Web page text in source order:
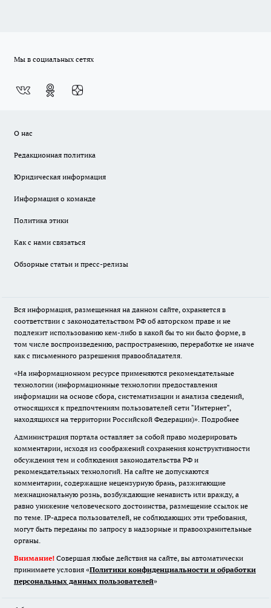
Мы в социальных сетях
О нас
Редакционная политика
Юридическая информация
Информация о команде
Политика этики
Как с нами связаться
Обзорные статьи и пресс-релизы
Вся информация, размещенная на данном сайте, охраняется в
соответствии с законодательством РФ об авторском праве и не
подлежит использованию кем-либо в какой бы то ни было форме, в
том числе воспроизведению, распространению, переработке не иначе
как с письменного разрешения правообладателя.
«На информационном ресурсе применяются рекомендательные
технологии (информационные технологии предоставления
информации на основе сбора, систематизации и анализа сведений,
относящихся к предпочтениям пользователей сети "Интернет",
находящихся на территории Российской Федерации)». Подробнее
Администрация портала оставляет за собой право модерировать
комментарии, исходя из соображений сохранения конструктивности
обсуждения тем и соблюдения законодательства РФ и
рекомендательных технологий. На сайте не допускаются
комментарии, содержащие нецензурную брань, разжигающие
межнациональную рознь, возбуждающие ненависть или вражду, а
равно унижение человеческого достоинства, размещение ссылок не
по теме. IP-адреса пользователей, не соблюдающих эти требования,
могут быть переданы по запросу в надзорные и правоохранительные
органы.
Внимание! Совершая любые действия на сайте, вы автоматически
принимаете условия «Политики конфиденциальности и обработки
персональных данных пользователей»